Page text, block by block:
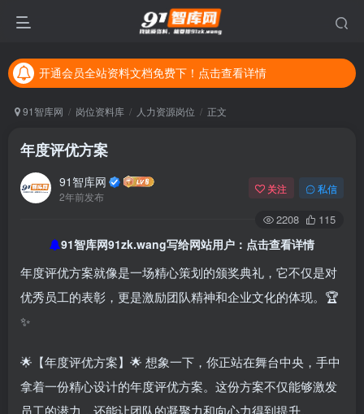
开通会员全站资料文档免费下！点击查看详情
开通会员全站资料文档免费下！点击查看详情
91智库网 岗位资料库 人力资源岗位 正文
年度评优方案
91智库网
2年前发布
关注 私信
2208 115
91智库网91zk.wang写给网站用户：点击查看详情
年度评优方案就像是一场精心策划的颁奖典礼，它不仅是对
优秀员工的表彰，更是激励团队精神和企业文化的体现。🏆
✨
🌟【年度评优方案】🌟 想象一下，你正站在舞台中央，手中
拿着一份精心设计的年度评优方案。这份方案不仅能够激发